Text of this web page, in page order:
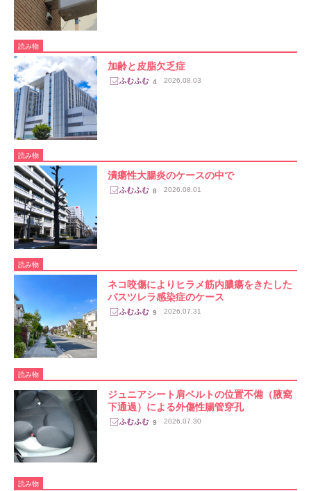
読み物
加齢と皮脂欠乏症
4 2026.08.03
読み物
潰瘍性大腸炎のケースの中で
8 2026.08.01
読み物
ネコ咬傷によりヒラメ筋内膿瘍をきたした
パスツレラ感染症のケース
9 2026.07.31
読み物
ジュニアシート肩ベルトの位置不備（腋窩
下通過）による外傷性腸管穿孔
9 2026.07.30
読み物